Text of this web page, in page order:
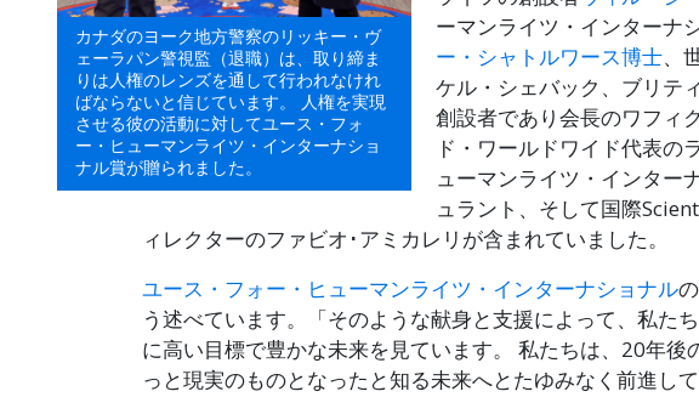
カナダのヨーク地方警察のリッキー・ヴ
ェーラパン警視監（退職）は、取り締ま
りは人権のレンズを通して行われなけれ
ばならないと信じています。 人権を実現
させる彼の活動に対してユース・フォ
ー・ヒューマンライツ・インターナショ
ナル賞が贈られました。
ーマンライツ・インターナ
ー・シャトルワース博士、
ケル・シェバック、ブリテ
創設者であり会長のワフィ
ド・ワールドワイド代表の
ューマンライツ・インター
ュラント、そして国際
ィレクターのファビオ･アミカレリが含まれていました。
ユース・フォー・ヒューマンライツ・インターナショナル
う述べています。「そのような献身と支援によって、私た
に高い目標で豊かな未来を見ています。 私たちは、20年
っと現実のものとなったと知る未来へとたゆみなく前進して